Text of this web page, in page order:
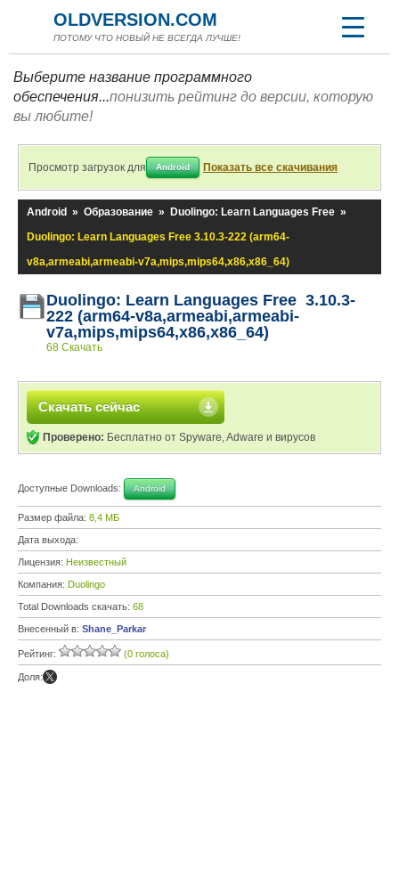
OLDVERSION.COM
ПОТОМУ ЧТО НОВЫЙ НЕ ВСЕГДА ЛУЧШЕ!
Выберите название программного
обеспечения...понизить рейтинг до версии, которую
вы любите!
Просмотр загрузок для Android Показать все скачивания
Android » Образование » Duolingo: Learn Languages Free »
Duolingo: Learn Languages Free 3.10.3-222 (arm64-
v8a,armeabi,armeabi-v7a,mips,mips64,x86,x86_64)
Duolingo: Learn Languages Free 3.10.3-
222 (arm64-v8a,armeabi,armeabi-
v7a,mips,mips64,x86,x86_64)
68 Скачать
Скачать сейчас
Проверено: Бесплатно от Spyware, Adware и вирусов
Доступные Downloads: Android
Размер файла: 8,4 МБ
Дата выхода:
Лицензия: Неизвестный
Компания: Duolingo
Total Downloads скачать: 68
Внесенный в: Shane_Parkar
Рейтинг: (0 голоса)
Доля: